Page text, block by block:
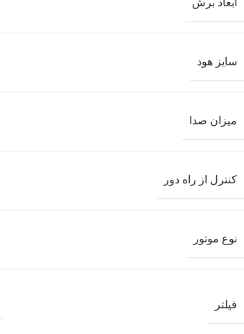
سایز هود
میزان صدا
کنترل از راه دور
نوع موتور
فیلتر